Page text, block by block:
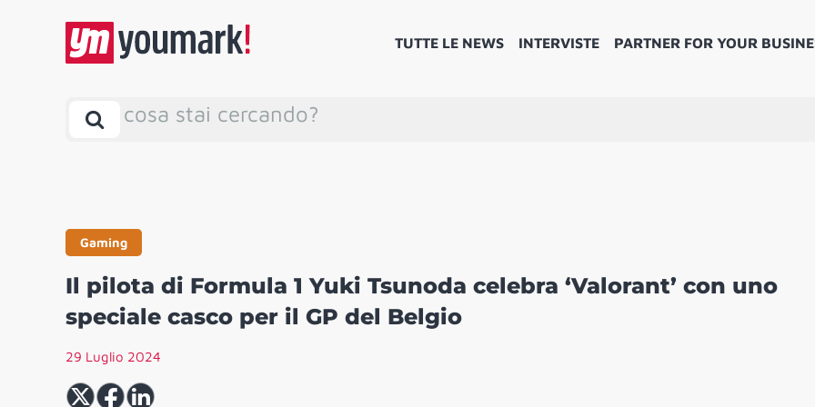
TUTTE LE NEWS INTERVISTE PARTNER FOR YOUR
cosa stai cercando?
Gaming
Il pilota di Formula 1 Yuki Tsunoda celebra ‘Valorant’ con uno
speciale casco per il GP del Belgio
29 Luglio 2024